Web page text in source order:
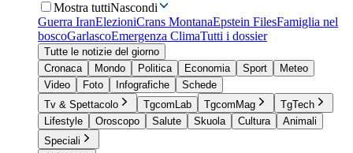
Mostra tuttiNascondi
Guerra IranElezioniCrans MontanaEpstein FilesFamiglia nel
boscoGarlascoEmergenza ClimaTutti i dossier
Tutte le notizie del giorno
Cronaca
Mondo Politica Economia Sport
Meteo
Video
Foto Infografiche
Schede
Tv & Spettacolo
TgcomLab TgcomMag
TgTech
Lifestyle
Oroscopo Salute Skuola Cultura
Animali
Speciali